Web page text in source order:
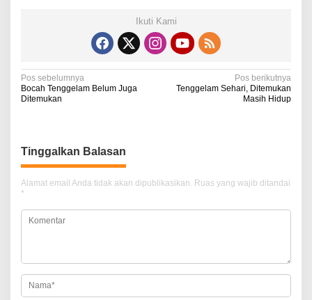
Ikuti Kami
N
a
i
g
a
s
o
s
Pos sebelumnya
Bocah Tenggelam Belum Juga
Ditemukan
Pos berikutnya
Tenggelam Sehari, Ditemukan
Masih Hidup
Tinggalkan Balasan
Alamat email Anda tidak akan dipublikasikan. Ruas yang wajib ditandai
*